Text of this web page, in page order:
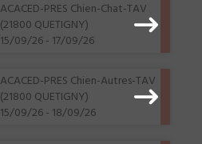
ACACED-PRES Chien-Chat-TAV
(21800 QUETIGNY)
15/09/26 - 17/09/26
ACACED-PRES Chien-Autres-TAV
(21800 QUETIGNY)
15/09/26 - 18/09/26